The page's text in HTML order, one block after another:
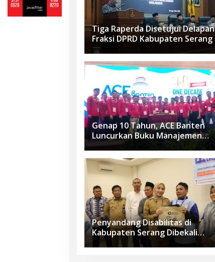
Tiga Raperda Disetujui Delapan
Fraksi DPRD Kabupaten Serang
Genap 10 Tahun, ACE Banten
Luncurkan Buku Manajemen
Fasilitas
Penyandang Disabilitas di
Kabupaten Serang Dibekali
Pelatihan Pengolahan Hasil